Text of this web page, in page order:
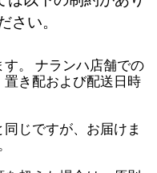
い。
。 ナランハ店舗での
き配および配送日時
じですが、お届けま